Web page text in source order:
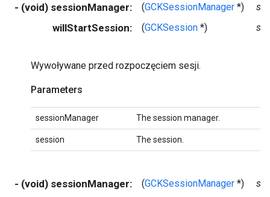
- (void) sessionManager: (GCKSessionManager *)
willStartSession: (GCKSession *)
Wywoływane przed rozpoczęciem sesji.
Parameters
sessionManager The session manager.
session The session.
- (void) sessionManager: (GCKSessionManager *)